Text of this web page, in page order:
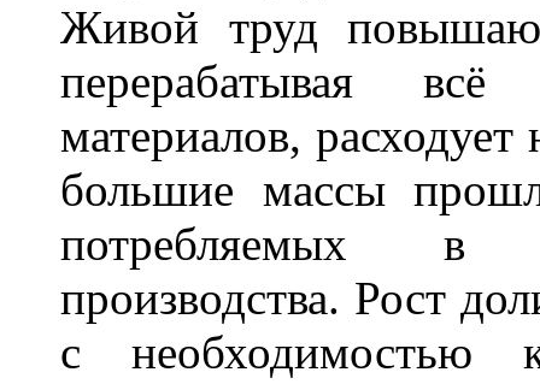
Живой труд
перерабатывая
материалов,
большие массы
потребляемых в
производства. Рост
с необходимостью